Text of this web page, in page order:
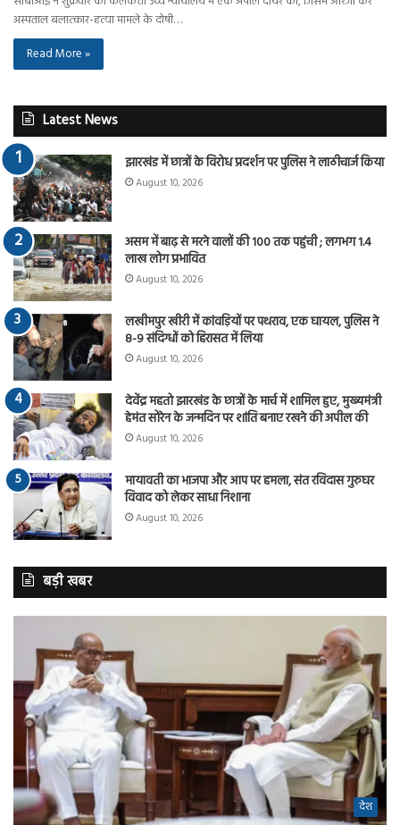
अस्पताल बलात्कार-हत्या मामले के दोषी…
Read More »
Latest News
झारखंड में छात्रों के विरोध प्रदर्शन पर पुलिस ने लाठीचार्ज किया
August 10, 2026
असम में बाढ़ से मरने वालों की 100 तक पहुंची ; लगभग 1.4
लाख लोग प्रभावित
August 10, 2026
लखीमपुर खीरी में कांवड़ियों पर पथराव, एक घायल, पुलिस ने
8-9 संदिग्धों को हिरासत में लिया
August 10, 2026
देवेंद्र महतो झारखंड के छात्रों के मार्च में शामिल हुए, मुख्यमंत्री
हेमंत सोरेन के जन्मदिन पर शांति बनाए रखने की अपील की
August 10, 2026
मायावती का भाजपा और आप पर हमला, संत रविदास गुरुघर
विवाद को लेकर साधा निशाना
August 10, 2026
बड़ी खबर
देश